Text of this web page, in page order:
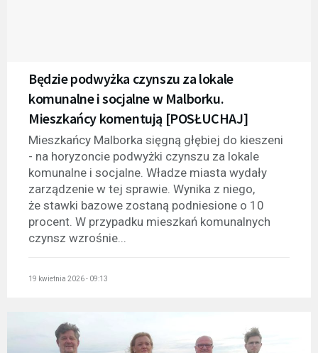
Będzie podwyżka czynszu za lokale
komunalne i socjalne w Malborku.
Mieszkańcy komentują [POSŁUCHAJ]
Mieszkańcy Malborka sięgną głębiej do kieszeni
- na horyzoncie podwyżki czynszu za lokale
komunalne i socjalne. Władze miasta wydały
zarządzenie w tej sprawie. Wynika z niego,
że stawki bazowe zostaną podniesione o 10
procent. W przypadku mieszkań komunalnych
czynsz wzrośnie...
19 kwietnia 2026 - 09:13